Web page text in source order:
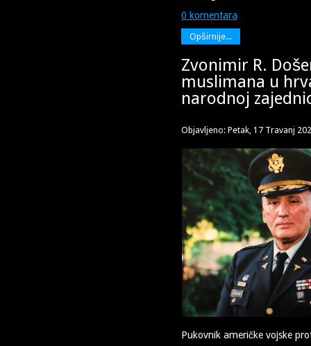
0 komentara
Opširnije...
Zvonimir R.
muslimana u
narodnoj
Objavljeno: Petak, 17 Travanj
Pukovnik američke vojske